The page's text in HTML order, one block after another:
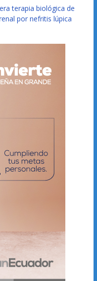
terapia biológica de
por nefritis lúpica